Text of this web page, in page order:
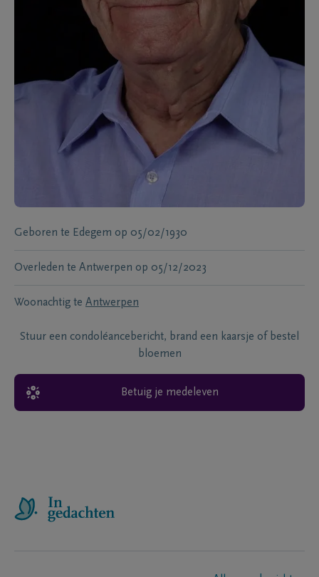
Geboren te Edegem op 05/02/1930
Overleden te Antwerpen op 05/12/2023
Woonachtig te Antwerpen
Stuur een condoléancebericht, brand een kaarsje of bestel
bloemen
Betuig je medeleven